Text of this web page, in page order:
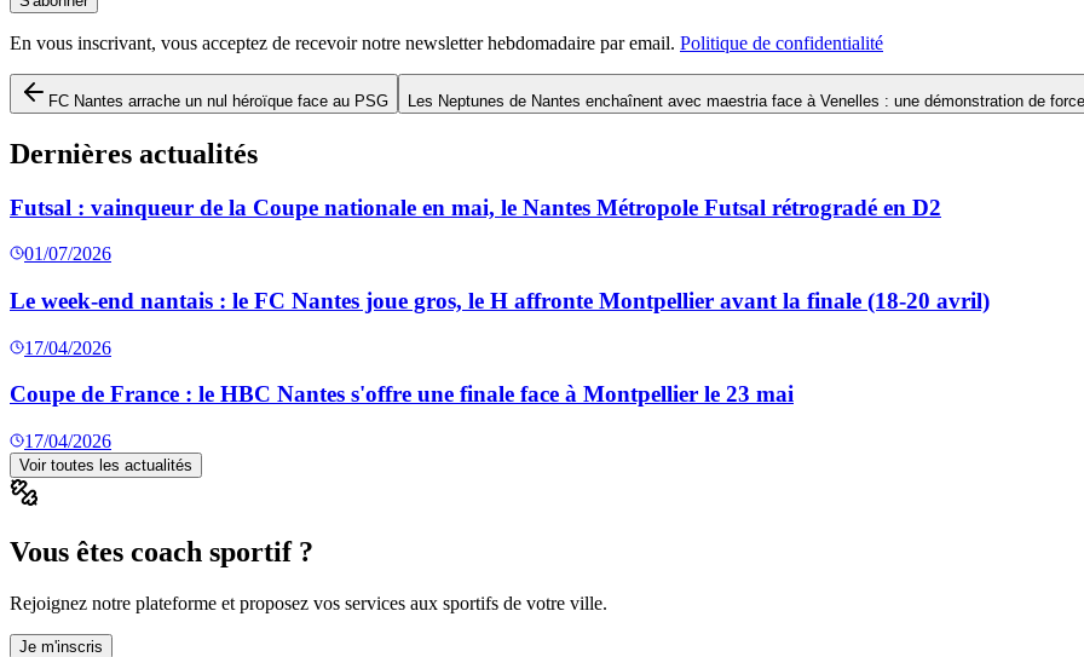
En vous inscrivant, vous acceptez de recevoir notre newsletter hebdomadaire par email. Politique de confidentialité
FC Nantes arrache un nul héroïque face au PSG Les Neptunes de Nantes enchaînent avec maestria face à Venelles : une démonstration de
Dernières actualités
Futsal : vainqueur de la Coupe nationale en mai, le Nantes Métropole Futsal rétrogradé en D2
01/07/2026
Le week-end nantais : le FC Nantes joue gros, le H affronte Montpellier avant la finale (18-20 avril)
17/04/2026
Coupe de France : le HBC Nantes s'offre une finale face à Montpellier le 23 mai
17/04/2026
Voir toutes les actualités
Vous êtes coach sportif ?
Rejoignez notre plateforme et proposez vos services aux sportifs de votre ville.
Je m'inscris